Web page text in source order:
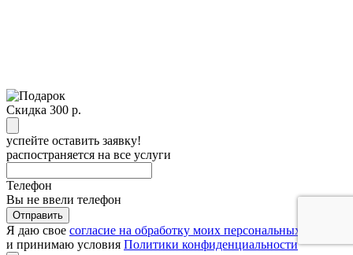
Скидка 300 р.
успейте оставить заявку!
распостраняется на все услуги
Телефон
Вы не ввели телефон
Отправить
Я даю свое согласие на обработку моих персональных данных
и принимаю условия Политики конфиденциальности